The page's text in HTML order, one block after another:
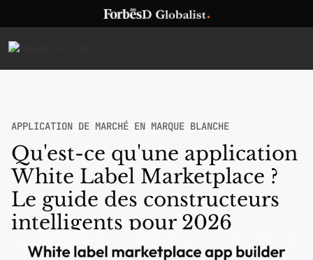
APPLICATION DE MARCHÉ EN MARQUE BLANCHE
Qu'est-ce qu'une application
White Label Marketplace ?
Le guide des constructeurs
intelligents pour 2026